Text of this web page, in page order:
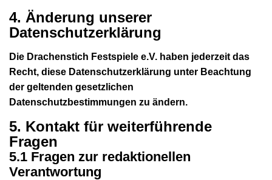
4. Änderung unserer
Datenschutzerklärung
Die Drachenstich Festspiele e.V. haben jederzeit das
Recht, diese Datenschutzerklärung unter Beachtung
der geltenden gesetzlichen
Datenschutzbestimmungen zu ändern.
5. Kontakt für weiterführende
Fragen
5.1 Fragen zur redaktionellen
Verantwortung